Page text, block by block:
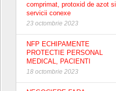
comprimat, protoxid de azot si
servicii conexe
23 octombrie 2023
NFP ECHIPAMENTE
PROTECTIE PERSONAL
MEDICAL, PACIENTI
18 octombrie 2023